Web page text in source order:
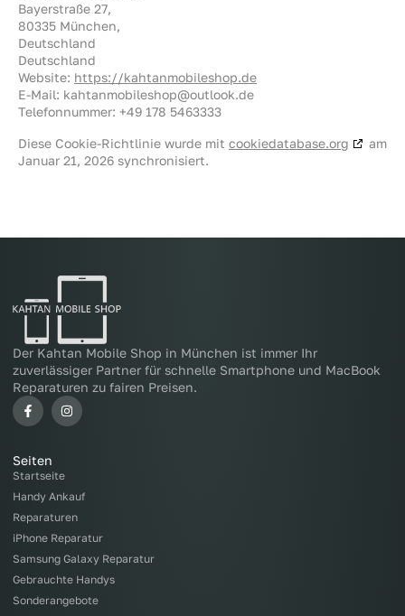
Bayerstraße 27,
80335 München,
Deutschland
Deutschland
Website: https://kahtanmobileshop.de
E-Mail: kahtanmobileshop@outlook.de
Telefonnummer: +49 178 5463333
Diese Cookie-Richtlinie wurde mit cookiedatabase.org
am
Januar 21, 2026 synchronisiert.
Der Kahtan Mobile Shop in München ist immer Ihr
zuverlässiger Partner für schnelle Smartphone und MacBook
Reparaturen zu fairen Preisen.
Seiten
Startseite
Handy Ankauf
Reparaturen
iPhone Reparatur
Samsung Galaxy Reparatur
Gebrauchte Handys
Sonderangebote